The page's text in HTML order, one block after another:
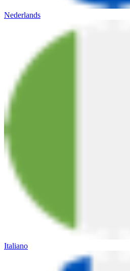
Nederlands
Italiano